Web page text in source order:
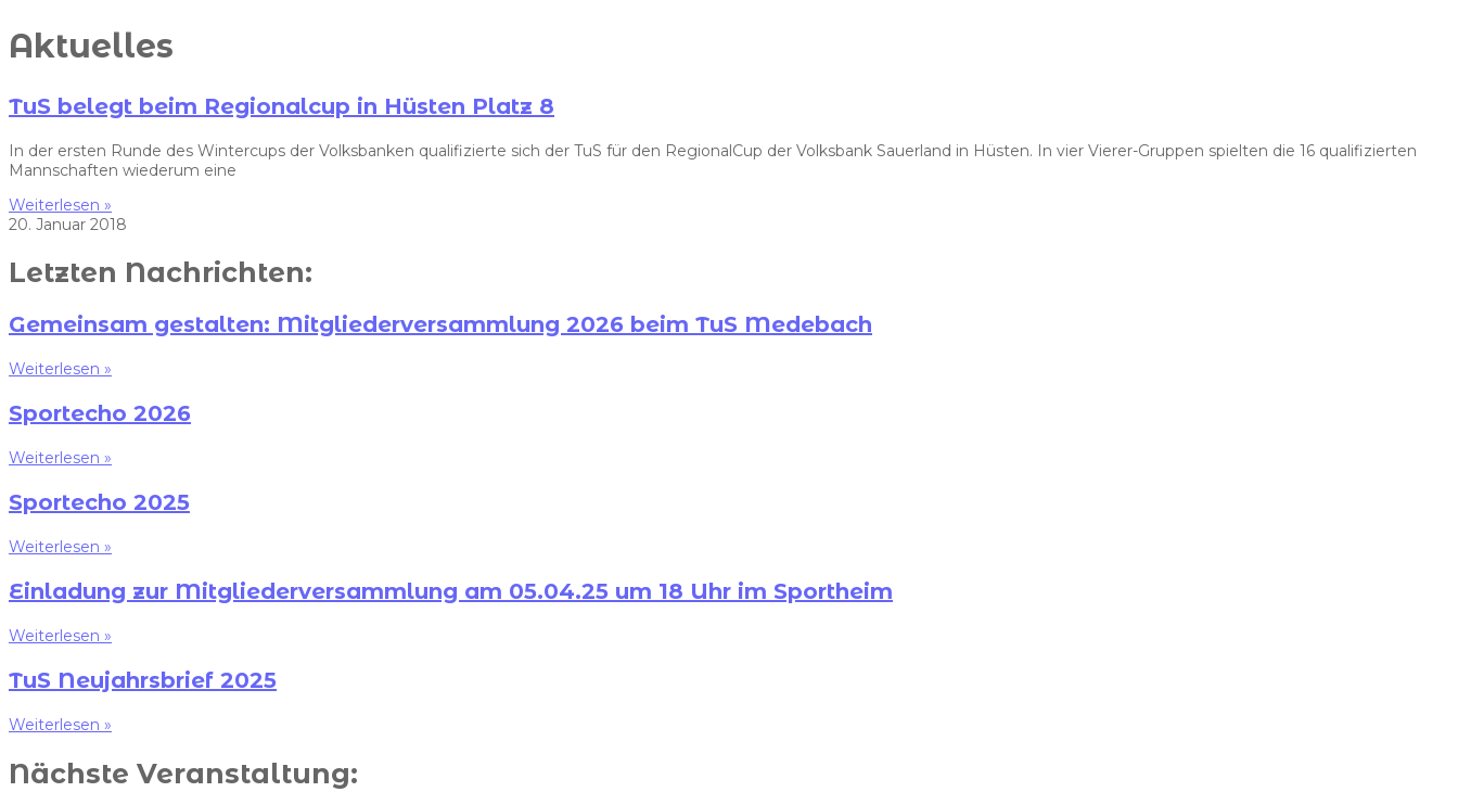
Aktuelles
TuS belegt beim Regionalcup in Hüsten Platz 8
In der ersten Runde des Wintercups der Volksbanken qualifizierte sich der TuS für den RegionalCup der Volksbank Sauerland in Hüsten. In vier Vierer-Gruppen spielten die 16 qualifizierten
Mannschaften wiederum eine
Weiterlesen »
20. Januar 2018
Letzten Nachrichten:
Gemeinsam gestalten: Mitgliederversammlung 2026 beim TuS Medebach
Weiterlesen »
Sportecho 2026
Weiterlesen »
Sportecho 2025
Weiterlesen »
Einladung zur Mitgliederversammlung am 05.04.25 um 18 Uhr im Sportheim
Weiterlesen »
TuS Neujahrsbrief 2025
Weiterlesen »
Nächste Veranstaltung: